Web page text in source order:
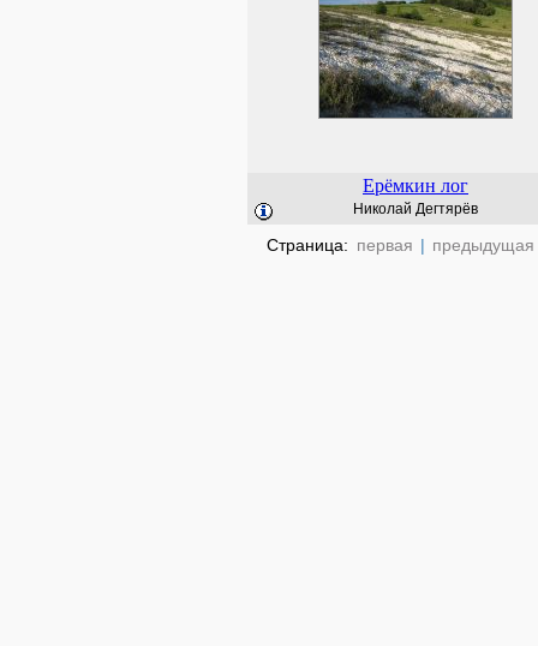
Ерёмкин лог
Николай Дегтярёв
Страница: первая | предыдущая